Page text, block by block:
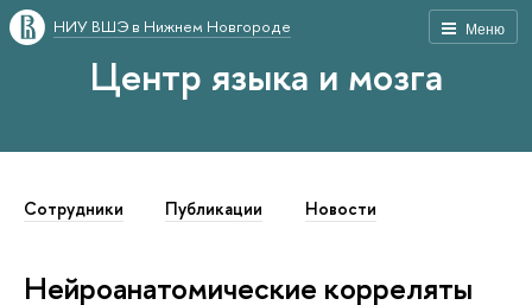
Меню
НИУ ВШЭ в Нижнем Новгороде
Центр языка и мозга
Сотрудники Публикации Новости
Нейроанатомические корреляты